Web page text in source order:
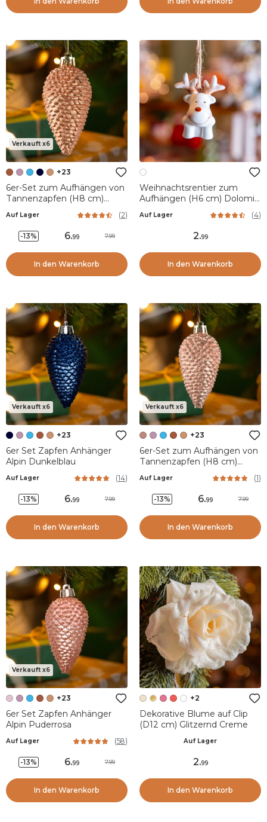
Verkauft x6
+23
6er-Set zum Aufhängen von
Tannenzapfen (H8 cm)
Auf Lager (2)
-13% 6.99 7.99
In den Warenkorb
Weihnachtsrentier zum
Aufhängen (H6 cm) Dolomit
Auf Lager (4)
2.99
In den Warenkorb
Verkauft x6
+23
6er Set Zapfen Anhänger
Alpin Dunkelblau
Auf Lager (14)
-13% 6.99 7.99
In den Warenkorb
Verkauft x6
+23
6er-Set zum Aufhängen von
Tannenzapfen (H8 cm)
Auf Lager (1)
-13% 6.99 7.99
In den Warenkorb
Verkauft x6
+23
6er Set Zapfen Anhänger
Alpin Puderrosa
Auf Lager (58)
-13% 6.99 7.99
In den Warenkorb
+2
Dekorative Blume auf Clip
(D12 cm) Glitzernd Creme
Auf Lager
2.99
In den Warenkorb